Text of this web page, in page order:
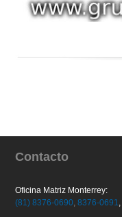
Contacto
Oficina Matriz Monterrey:
(81) 8376-0690, 8376-0691,